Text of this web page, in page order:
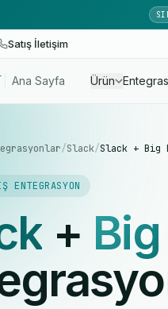
Satış İletişim
Ana Sayfa Ürün
/Slack/Slack + Big
ENTEGRASYON
+